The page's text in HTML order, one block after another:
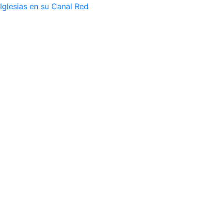
Iglesias en su Canal Red